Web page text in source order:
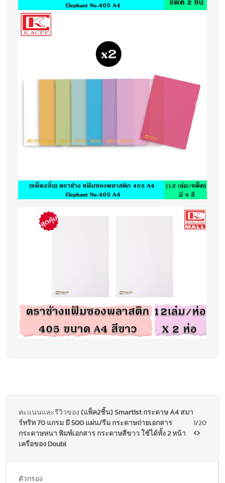
คะแนนและรีวิวของ (แพ็ค2ชิ้น) Smartist กระดาษ A4 สมา
ร์ทริท 70 แกรม มี 500 แผ่น/รีม กระดาษถ่ายเอกสาร
กระดาษหนา พิมพ์เอกสาร กระดาษสีขาว ใช้ได้ทั้ง 2 หน้า
เครือของ Doubl
1/20
ตัวกรอง